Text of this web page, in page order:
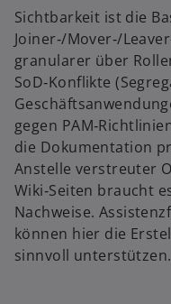
Sichtbarkeit ist die
Joiner‑/Mover‑/
granularer über
SoD‑Konflikte
gegen
die Dokumentation
Anstelle verstreuter
Wiki‑Seiten braucht
Nachweise.
können hier die
sinnvoll unterstützen.